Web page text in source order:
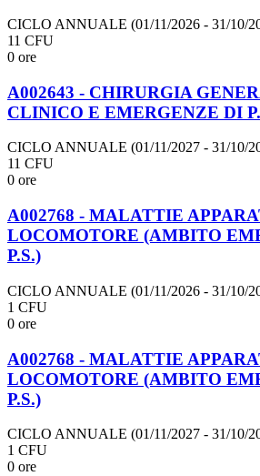
CICLO ANNUALE (01/11/2026 - 31/10/
11 CFU
0 ore
A002643 - CHIRURGIA
CLINICO E EMERGENZE DI
CICLO ANNUALE (01/11/2027 - 31/10/
11 CFU
0 ore
A002768 - MALATTIE
LOCOMOTORE (AMBITO
P.S.)
CICLO ANNUALE (01/11/2026 - 31/10/
1 CFU
0 ore
A002768 - MALATTIE
LOCOMOTORE (AMBITO
P.S.)
CICLO ANNUALE (01/11/2027 - 31/10/
1 CFU
0 ore